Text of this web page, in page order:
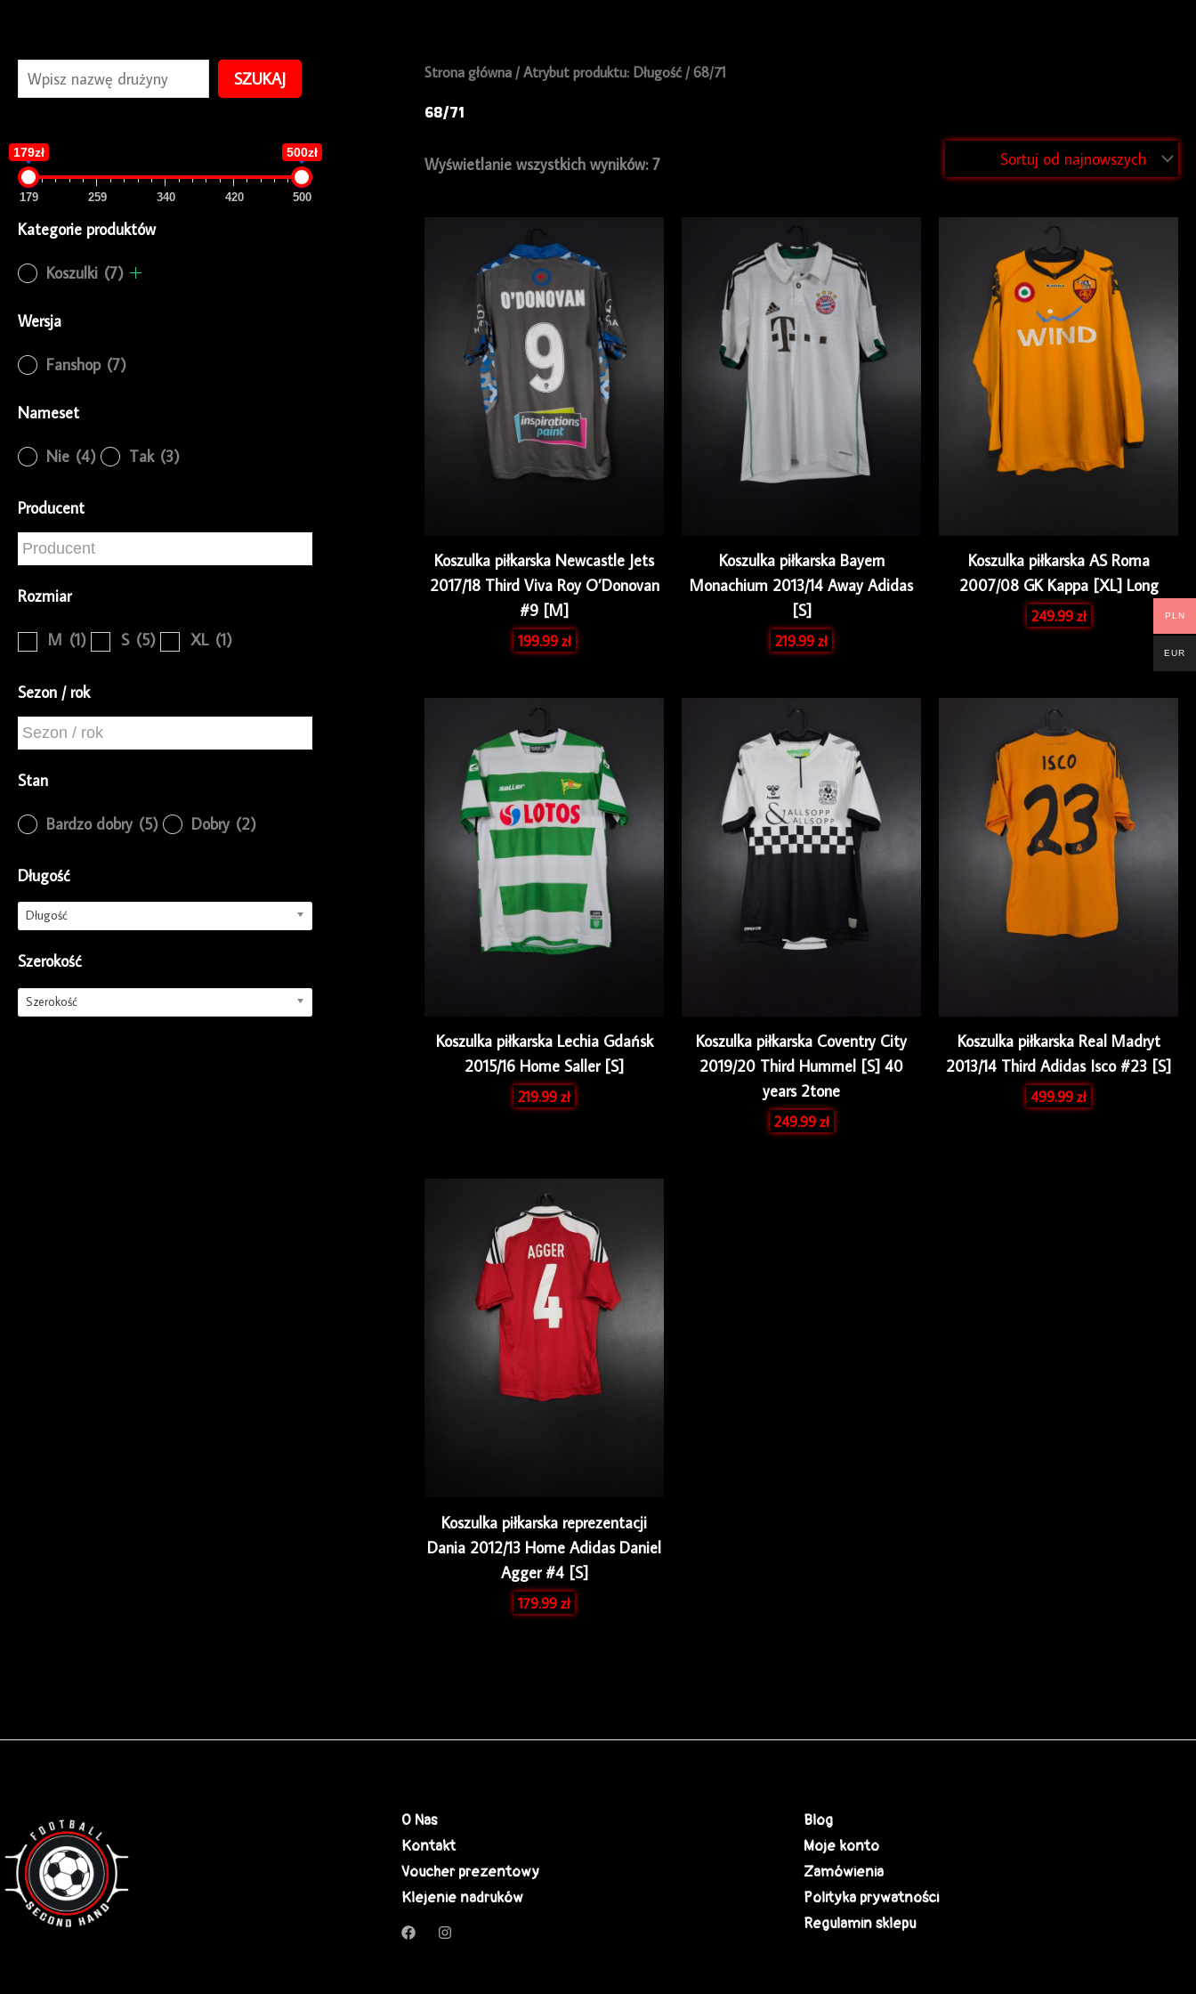
SZUKAJ
179zł 500zł
179 259 340 420 500
Kategorie produktów
Koszulki (7)
Wersja
Fanshop (7)
Nameset
Nie (4) Tak (3)
Producent
Rozmiar
M (1) S (5) XL (1)
Sezon / rok
Stan
Bardzo dobry (5) Dobry (2)
Długość
Długość
Szerokość
Szerokość
Strona główna / Atrybut produktu: Długość / 68/71
68/71
Wyświetlanie wszystkich wyników: 7
Koszulka piłkarska Newcastle Jets
2017/18 Third Viva Roy O’Donovan
#9 [M]
199.99zł
Koszulka piłkarska Bayern
Monachium 2013/14 Away Adidas
[S]
219.99zł
Koszulka piłkarska AS Roma
2007/08 GK Kappa [XL] Long
249.99zł
Koszulka piłkarska Lechia Gdańsk
2015/16 Home Saller [S]
219.99zł
Koszulka piłkarska Coventry City
2019/20 Third Hummel [S] 40
years 2tone
249.99zł
Koszulka piłkarska Real Madryt
2013/14 Third Adidas Isco #23 [S]
499.99zł
Koszulka piłkarska reprezentacji
Dania 2012/13 Home Adidas Daniel
Agger #4 [S]
179.99zł
O Nas
Kontakt
Voucher prezentowy
Klejenie nadruków
Blog
Moje konto
Zamówienia
Polityka prywatności
Regulamin sklepu
PLN
EUR